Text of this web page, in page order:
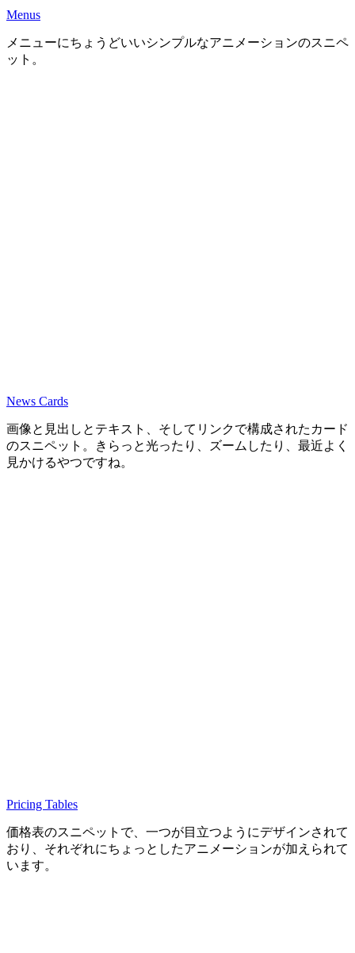
Menus
メニューにちょうどいいシンプルなアニメーションのスニペ
ット。
News Cards
画像と見出しとテキスト、そしてリンクで構成されたカード
のスニペット。きらっと光ったり、ズームしたり、最近よく
見かけるやつですね。
Pricing Tables
価格表のスニペットで、一つが目立つようにデザインされて
おり、それぞれにちょっとしたアニメーションが加えられて
います。